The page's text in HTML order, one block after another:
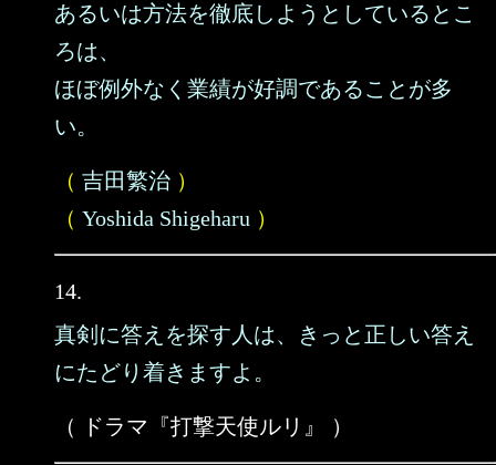
あるいは方法を徹底しようとしているとこ
ろは、
ほぼ例外なく業績が好調であることが多
い。
（ 吉田繁治 ）
（ Yoshida Shigeharu ）
14.
真剣に答えを探す人は、きっと正しい答え
にたどり着きますよ。
（ ドラマ『打撃天使ルリ』 ）